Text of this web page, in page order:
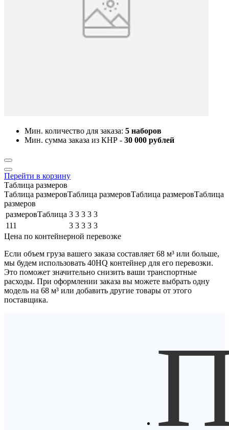
Мин. количество для заказа: 5 наборов
Мин. сумма заказа из КНР - 30 000 рублей
Перейти в корзину
Таблица размеров
Таблица размеровТаблица размеровТаблица размеровТаблица
размеров
размеровТаблица 3 3 3 3 3
111
3 3 3 3 3
Цена по контейнерной перевозке
Если объем груза вашего заказа составляет 68 м³ или больше,
мы будем использовать 40HQ контейнер для его перевозки.
Это поможет значительно снизить ваши транспортные
расходы. При оформлении заказа вы можете выбрать одну
модель на 68 м³ или добавить другие товары от этого
поставщика.